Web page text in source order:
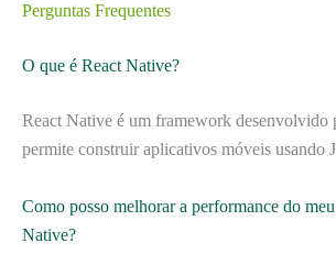
Perguntas Frequentes
O que é React Native?
React Native é um framework desenvolvido
permite construir aplicativos móveis usando
Como posso melhorar a performance do
Native?